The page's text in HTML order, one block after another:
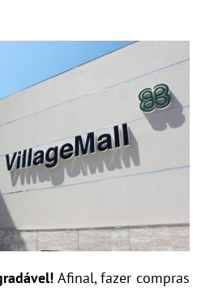
Afinal, fazer compras